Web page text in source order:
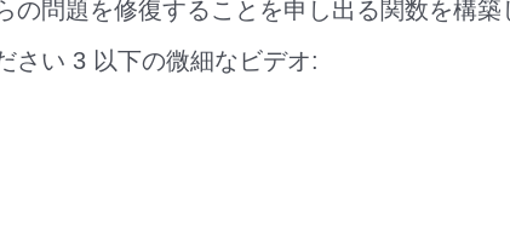
の問題を修復することを申し出る関数を構
さい 3 以下の微細なビデオ: